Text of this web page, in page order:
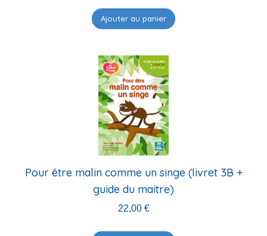
Ajouter au panier
Pour être malin comme un singe (livret 3B +
guide du maitre)
22,00 €